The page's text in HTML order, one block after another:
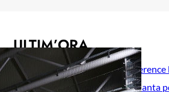
ULTIM’ORA
Playoff di Conference
ritorno dell’Atalanta